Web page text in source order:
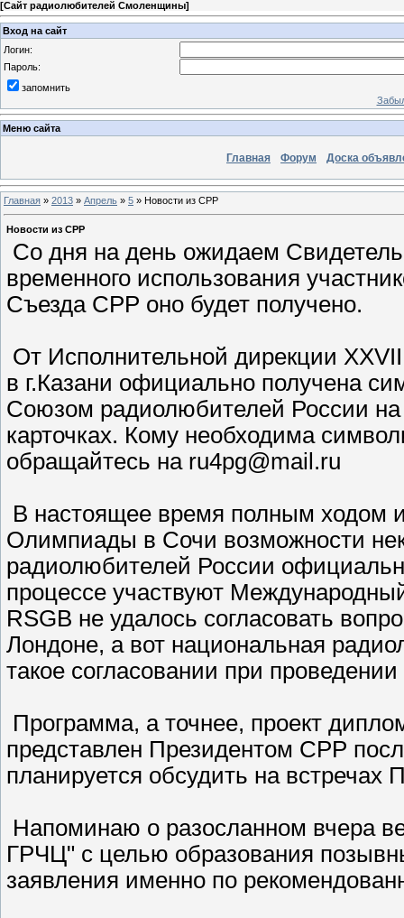
[Сайт радиолюбителей Смоленщины]
Вход на сайт
Логин:
Пароль:
запомнить
Меню сайта
Главная Форум Доска
Главная » 2013 » Апрель » 5 » Новости из СРР
Новости из СРР
Со дня на день ожидаем
временного использования
Съезда СРР оно будет получено.
От Исполнительной дирекции
в г.Казани официально получена
Союзом радиолюбителей России
карточках. Кому необходима
обращайтесь на ru4pg@mail.ru
В настоящее время полным ходом
Олимпиады в Сочи возможности
радиолюбителей России
процессе участвуют
RSGB не удалось согласовать
Лондоне, а вот национальная
такое согласовании при
Программа, а точнее, проект
представлен Президентом СРР
планируется обсудить на встречах
Напоминаю о разосланном вчера
ГРЧЦ" с целью образования
заявления именно по